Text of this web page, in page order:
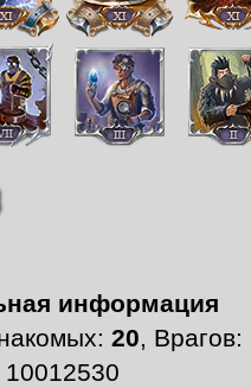
информация
20, Врагов:
10012530